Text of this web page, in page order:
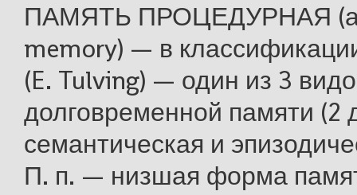
ПАМЯТЬ ПРОЦЕДУРНАЯ
memory) — в
(E. Tulving) — один из 3
долговременной памяти (2
семантическая и
П. п. — низшая форма